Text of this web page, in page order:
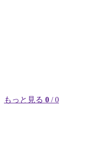
もっと見る 0 / 0